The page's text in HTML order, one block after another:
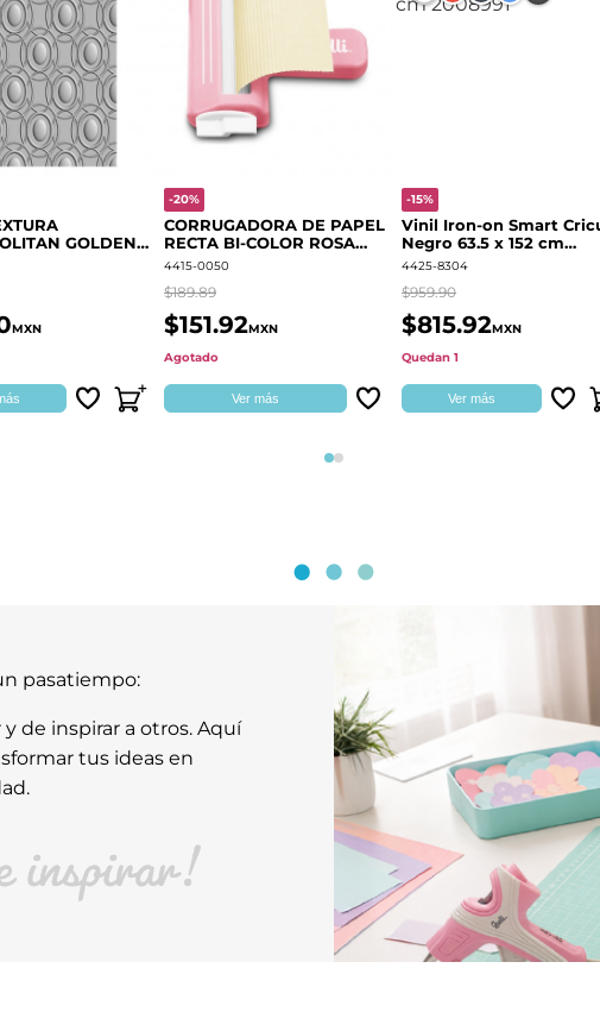
GOLDEN
S.PARK 666700
MXN
-20%
CORRUGADORA DE PAPEL
RECTA BI-COLOR ROSA
QUELLI
4415-0050
$189.89
$151.92MXN
Agotado
Ver más
-15%
Vinil Iron-on Smart
Negro 63.5 x 152 cm
2008991
4425-8304
$959.90
$815.92MXN
Quedan 1
Ver más
Página 1
Página 2
pasatiempo:
de inspirar a otros. Aquí
tus ideas en